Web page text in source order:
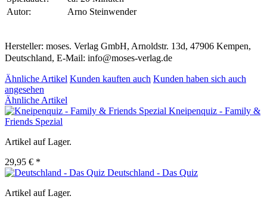
Autor:
Arno Steinwender
Hersteller: moses. Verlag GmbH, Arnoldstr. 13d, 47906 Kempen,
Deutschland, E-Mail: info@moses-verlag.de
Ähnliche Artikel Kunden kauften auch Kunden haben sich auch
angesehen
Ähnliche Artikel
Kneipenquiz - Family &
Friends Spezial
Artikel auf Lager.
29,95 € *
Deutschland - Das Quiz
Artikel auf Lager.